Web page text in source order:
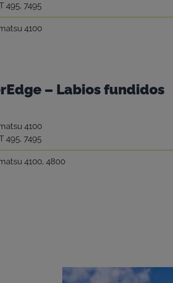
495, 7495
4100
– Labios fundidos
4100
495, 7495
4100, 4800